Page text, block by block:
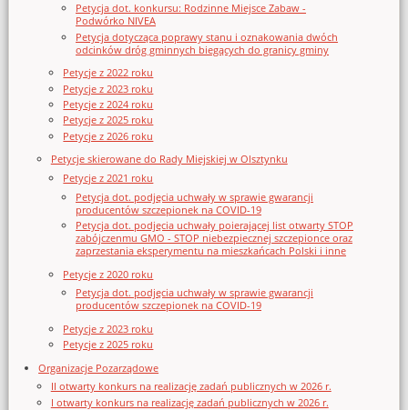
Petycja dot. konkursu: Rodzinne Miejsce Zabaw -
Podwórko NIVEA
Petycja dotycząca poprawy stanu i oznakowania dwóch
odcinków dróg gminnych biegących do granicy gminy
Petycje z 2022 roku
Petycje z 2023 roku
Petycje z 2024 roku
Petycje z 2025 roku
Petycje z 2026 roku
Petycje skierowane do Rady Miejskiej w Olsztynku
Petycje z 2021 roku
Petycja dot. podjęcia uchwały w sprawie gwarancji
producentów szczepionek na COVID-19
Petycja dot. podjęcia uchwały poierającej list otwarty STOP
zabójczenmu GMO - STOP niebezpiecznej szczepionce oraz
zaprzestania eksperymentu na mieszkańcach Polski i inne
Petycje z 2020 roku
Petycja dot. podjęcia uchwały w sprawie gwarancji
producentów szczepionek na COVID-19
Petycje z 2023 roku
Petycje z 2025 roku
Organizacje Pozarządowe
II otwarty konkurs na realizację zadań publicznych w 2026 r.
I otwarty konkurs na realizację zadań publicznych w 2026 r.